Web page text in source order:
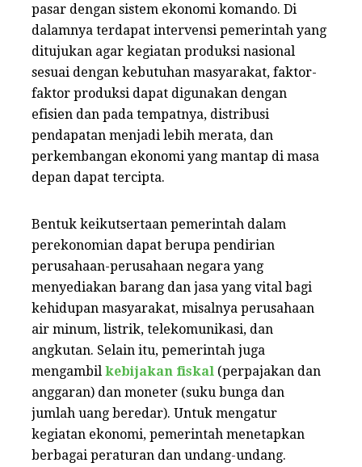
pasar dengan sistem ekonomi komando. Di
dalamnya terdapat intervensi pemerintah yang
ditujukan agar kegiatan produksi nasional
sesuai dengan kebutuhan masyarakat, faktor-
faktor produksi dapat digunakan dengan
efisien dan pada tempatnya, distribusi
pendapatan menjadi lebih merata, dan
perkembangan ekonomi yang mantap di masa
depan dapat tercipta.
Bentuk keikutsertaan pemerintah dalam
perekonomian dapat berupa pendirian
perusahaan-perusahaan negara yang
menyediakan barang dan jasa yang vital bagi
kehidupan masyarakat, misalnya perusahaan
air minum, listrik, telekomunikasi, dan
angkutan. Selain itu, pemerintah juga
mengambil kebijakan fiskal (perpajakan dan
anggaran) dan moneter (suku bunga dan
jumlah uang beredar). Untuk mengatur
kegiatan ekonomi, pemerintah menetapkan
berbagai peraturan dan undang-undang.